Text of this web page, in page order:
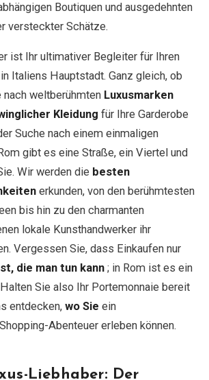
Boutiquen und ausgedehnten
versteckter Schätze.
ist Ihr ultimativer Begleiter für Ihren
Italiens Hauptstadt. Ganz gleich, ob
nach weltberühmten Luxusmarken
Kleidung für Ihre Garderobe
Suche nach einem einmaligen
gibt es eine Straße, ein Viertel und
Wir werden die besten
erkunden, von den berühmtesten
bis hin zu den charmanten
lokale Kunsthandwerker ihr
Vergessen Sie, dass Einkaufen nur
die man tun kann ; in Rom ist es ein
Sie also Ihr Portemonnaie bereit
entdecken, wo Sie ein
Abenteuer erleben können.
Liebhaber: Der